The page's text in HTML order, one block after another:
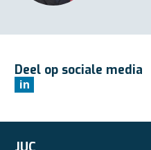
Deel op sociale media
in